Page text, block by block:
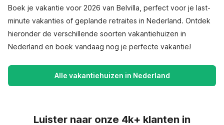
Boek je vakantie voor 2026 van Belvilla, perfect voor je last-
minute vakanties of geplande retraites in Nederland. Ontdek
hieronder de verschillende soorten vakantiehuizen in
Nederland en boek vandaag nog je perfecte vakantie!
Alle vakantiehuizen in Nederland
Luister naar onze 4k+ klanten in